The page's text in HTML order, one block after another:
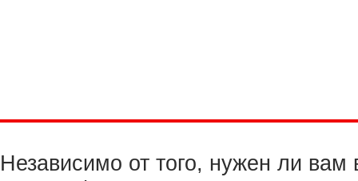
Независимо от того, нужен ли вам